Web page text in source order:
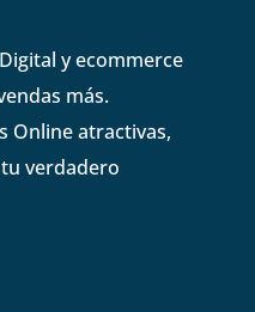
y ecommerce
más.
Online atractivas,
verdadero